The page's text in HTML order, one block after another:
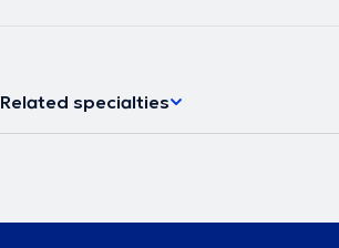
Related specialties